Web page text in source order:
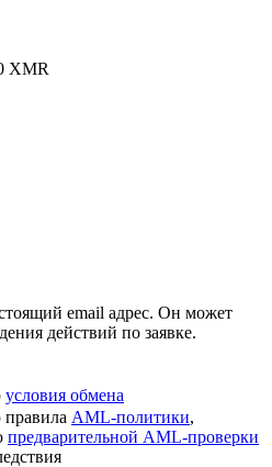
XMR
email адрес. Он может
действий по заявке.
условия обмена
AML-политики,
предварительной AML-проверки